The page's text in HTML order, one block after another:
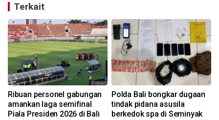
Terkait
Ribuan personel gabungan
amankan laga semifinal
Piala Presiden 2026 di Bali
Polda Bali bongkar dugaan
tindak pidana asusila
berkedok spa di Seminyak